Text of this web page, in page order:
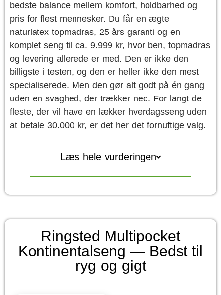
bedste balance mellem komfort, holdbarhed og
pris for flest mennesker. Du får en ægte
naturlatex-topmadras, 25 års garanti og en
komplet seng til ca. 9.999 kr, hvor ben, topmadras
og levering allerede er med. Den er ikke den
billigste i testen, og den er heller ikke den mest
specialiserede. Men den gør alt godt på én gang
uden en svaghed, der trækker ned. For langt de
fleste, der vil have en lækker hverdagsseng uden
at betale 30.000 kr, er det her det fornuftige valg.
Læs hele vurderingen
Ringsted Multipocket
Kontinentalseng — Bedst til
ryg og gigt